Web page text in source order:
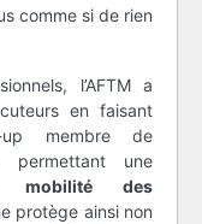
comme si de rien
l’AFTM a
en faisant
membre de
permettant une
mobilité des
protège ainsi non